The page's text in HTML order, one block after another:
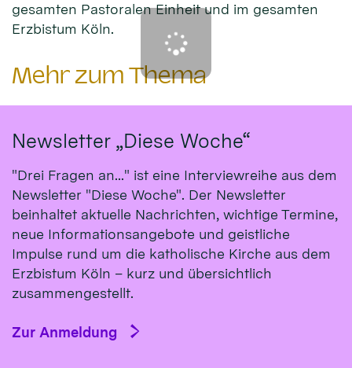
gesamten Pastoralen Einheit und im gesamten
Erzbistum Köln.
Mehr zum Thema
Newsletter „Diese Woche“
"Drei Fragen an..." ist eine Interviewreihe aus dem
Newsletter "Diese Woche". Der Newsletter
beinhaltet aktuelle Nachrichten, wichtige Termine,
neue Informationsangebote und geistliche
Impulse rund um die katholische Kirche aus dem
Erzbistum Köln – kurz und übersichtlich
zusammengestellt.
Zur Anmeldung